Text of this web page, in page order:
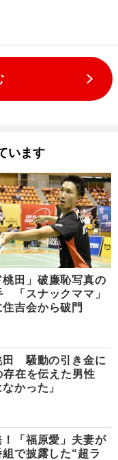
います
桃田」破廉恥写真の
「スナックママ」
吉会から破門
田 騒動の引き金に
存在を伝えた男性
かった」
「福原愛」夫妻が
で披露した“超ラ